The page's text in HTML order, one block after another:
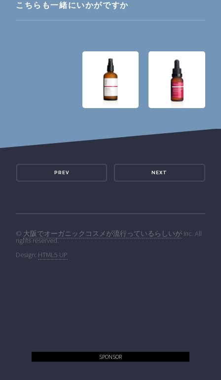
こちらも一緒にいかがですか
PREV NEXT
© 大阪でオーガニックコスメが流行っているらしいが Inc. All
rights reserved.
Design: HTML5 UP
SPONSOR